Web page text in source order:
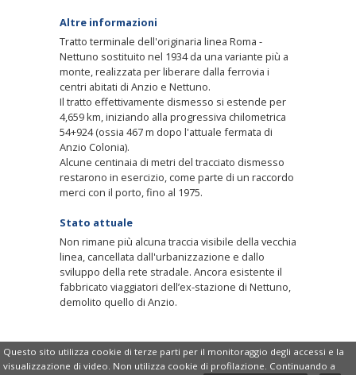
Altre informazioni
Tratto terminale dell'originaria linea Roma -
Nettuno sostituito nel 1934 da una variante più a
monte, realizzata per liberare dalla ferrovia i
centri abitati di Anzio e Nettuno.
Il tratto effettivamente dismesso si estende per
4,659 km, iniziando alla progressiva chilometrica
54+924 (ossia 467 m dopo l'attuale fermata di
Anzio Colonia).
Alcune centinaia di metri del tracciato dismesso
restarono in esercizio, come parte di un raccordo
merci con il porto, fino al 1975.
Stato attuale
Non rimane più alcuna traccia visibile della vecchia
linea, cancellata dall'urbanizzazione e dallo
sviluppo della rete stradale. Ancora esistente il
fabbricato viaggiatori dell’ex-stazione di Nettuno,
demolito quello di Anzio.
©Copyright2007-2025Associazione Italiana
Greenways |Informativa sui cookie
Questo sito utilizza cookie di terze parti per il monitoraggio degli accessi e la
visualizzazione di video. Non utilizza cookie di profilazione. Continuando a